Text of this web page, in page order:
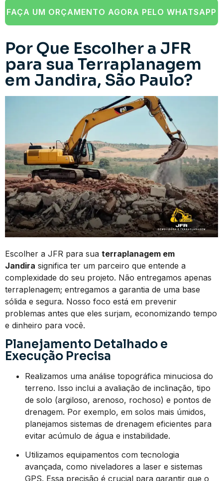
FAÇA UM ORÇAMENTO AGORA PELO WHATSAPP
Por Que Escolher a JFR
para sua Terraplanagem
em Jandira, São Paulo?
Escolher a JFR para sua terraplanagem em
Jandira significa ter um parceiro que entende a
complexidade do seu projeto. Não entregamos apenas
terraplenagem; entregamos a garantia de uma base
sólida e segura. Nosso foco está em prevenir
problemas antes que eles surjam, economizando tempo
e dinheiro para você.
Planejamento Detalhado e
Execução Precisa
Realizamos uma análise topográfica minuciosa do
terreno. Isso inclui a avaliação de inclinação, tipo
de solo (argiloso, arenoso, rochoso) e pontos de
drenagem. Por exemplo, em solos mais úmidos,
planejamos sistemas de drenagem eficientes para
evitar acúmulo de água e instabilidade.
Utilizamos equipamentos com tecnologia
avançada, como niveladores a laser e sistemas
GPS. Essa precisão é crucial para garantir que o